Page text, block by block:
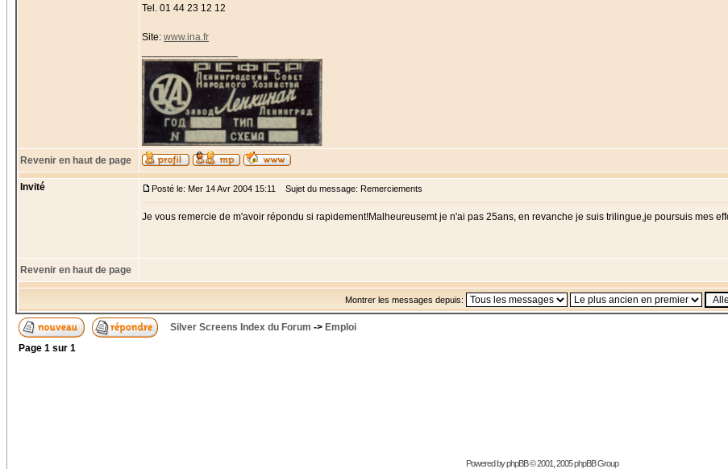
Tel. 01 44 23 12 12
Site: www.ina.fr
Revenir en haut de page
Invité Posté le: Mer 14 Avr 2004 15:11 Sujet du message: Remerciements
Je vous remercie de m'avoir répondu si rapidement!Malheureusemt je n'ai pas 25ans, en revanche je suis trilingue,je poursuis mes
Revenir en haut de page
Montrer les messages depuis:
Silver Screens Index du Forum -> Emploi
Page 1 sur 1
Powered byphpBB© 2001, 2005 phpBB Group